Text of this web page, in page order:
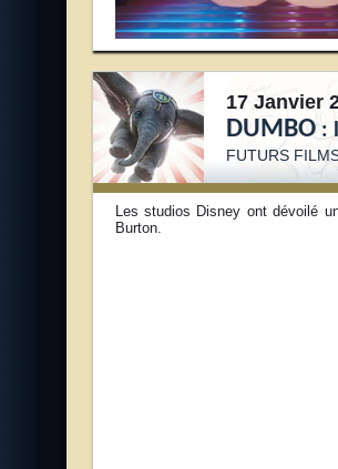
17 Janvier
DUMBO :
FUTURS
Les studios Disney ont dévoilé
Burton.